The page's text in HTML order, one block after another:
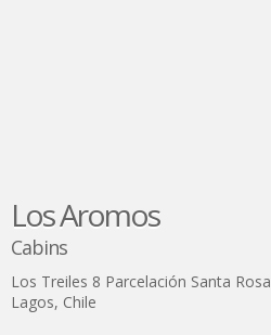
Los Aromos
Cabins
Los Treiles 8 Parcelación Santa Rosa
Lagos, Chile